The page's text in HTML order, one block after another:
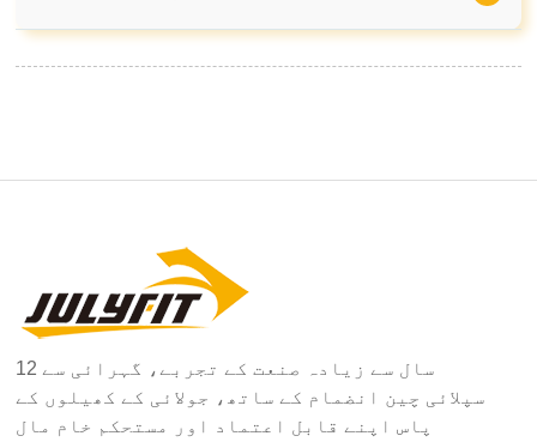
12 سال سے زیادہ صنعت کے تجربے، گہرائی سے
سپلائی چین انضمام کے ساتھ، جولائی کے کھیلوں کے
پاس اپنے قابل اعتماد اور مستحکم خام مال